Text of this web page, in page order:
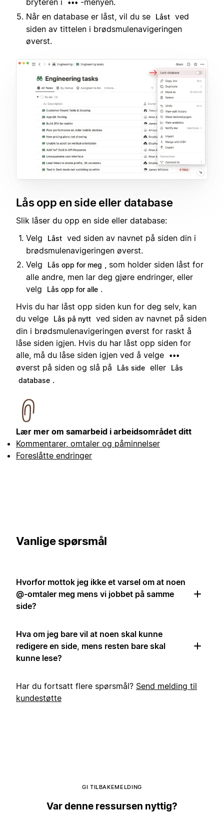
bryteren i ••• -menyen.
Når en database er låst, vil du se
Låst ved
siden av tittelen i brødsmulenavigeringen
øverst.
Lås opp en side eller database
Slik låser du opp en side eller database:
Velg
Låst ved siden av navnet på siden din i
brødsmulenavigeringen øverst.
Velg
Lås opp for meg
, som holder siden låst for
alle andre, men lar deg gjøre endringer, eller
velg
Lås opp for alle .
Hvis du har låst opp siden kun for deg selv, kan
du velge
Lås på nytt ved siden av navnet på siden
din i brødsmulenavigeringen øverst for raskt å
låse siden igjen. Hvis du har låst opp siden for
alle, må du låse siden igjen ved å velge
•••
øverst på siden og slå på Lås side eller
Lås
database .
Lær mer om samarbeid i arbeidsområdet ditt
Kommentarer, omtaler og påminnelser
Foreslåtte endringer
Vanlige spørsmål
Hvorfor mottok jeg ikke et varsel om at noen
@-omtaler meg mens vi jobbet på samme
side?
Hva om jeg bare vil at noen skal kunne
redigere en side, mens resten bare skal
kunne lese?
Har du fortsatt flere spørsmål? Send melding til
kundestøtte
GI TILBAKEMELDING
Var denne ressursen nyttig?